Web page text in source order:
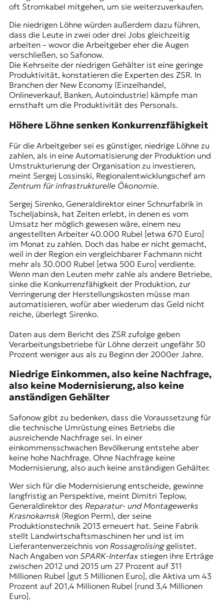
oft Stromkabel mitgehen, um sie weiterzuverkaufen.
Die niedrigen Löhne würden außerdem dazu führen,
dass die Leute in zwei oder drei Jobs gleichzeitig
arbeiten – wovor die Arbeitgeber eher die Augen
verschließen, so Safonow.
Die Kehrseite der niedrigen Gehälter ist eine geringe
Produktivität, konstatieren die Experten des ZSR. In
Branchen der New Economy (Einzelhandel,
Onlineverkauf, Banken, Autoindustrie) kämpfe man
ernsthaft um die Produktivität des Personals.
Höhere Löhne senken Konkurrenzfähigkeit
Für die Arbeitgeber sei es günstiger, niedrige Löhne zu
zahlen, als in eine Automatisierung der Produktion und
Umstrukturierung der Organisation zu investieren,
meint Sergej Lossinski, Regionalentwicklungschef am
Zentrum für infrastrukturelle Ökonomie.
Sergej Sirenko, Generaldirektor einer Schnurfabrik in
Tscheljabinsk, hat Zeiten erlebt, in denen es vom
Umsatz her möglich gewesen wäre, einem neu
angestellten Arbeiter 40.000 Rubel [etwa 670 Euro]
im Monat zu zahlen. Doch das habe er nicht gemacht,
weil in der Region ein vergleichbarer Fachmann nicht
mehr als 30.000 Rubel [etwa 500 Euro] verdiente.
Wenn man den Leuten mehr zahle als andere Betriebe,
sinke die Konkurrenzfähigkeit der Produktion, zur
Verringerung der Herstellungskosten müsse man
automatisieren, wofür aber wiederum das Geld nicht
reiche, überlegt Sirenko.
Daten aus dem Bericht des ZSR zufolge geben
Verarbeitungsbetriebe für Löhne derzeit ungefähr 30
Prozent weniger aus als zu Beginn der 2000er Jahre.
Niedrige Einkommen, also keine Nachfrage,
also keine Modernisierung, also keine
anständigen Gehälter
Safonow gibt zu bedenken, dass die Voraussetzung für
die technische Umrüstung eines Betriebs die
ausreichende Nachfrage sei. In einer
einkommensschwachen Bevölkerung entstehe aber
keine hohe Nachfrage. Ohne Nachfrage keine
Modernisierung, also auch keine anständigen Gehälter.
Wer sich für die Modernisierung entscheide, gewinne
langfristig an Perspektive, meint Dimitri Teplow,
Generaldirektor des Reparatur- und Montagewerks
Krasnokamsk(Region Perm), der seine
Produktionstechnik 2013 erneuert hat. Seine Fabrik
stellt Landwirtschaftsmaschinen her und ist im
Lieferantenverzeichnis von Rossagrolisinggelistet.
Nach Angaben von SPARK-Interfaxstiegen ihre Erträge
zwischen 2012 und 2015 um 27 Prozent auf 311
Millionen Rubel [gut 5 Millionen Euro], die Aktiva um 43
Prozent auf 201,4 Millionen Rubel [rund 3,4 Millionen
Euro].